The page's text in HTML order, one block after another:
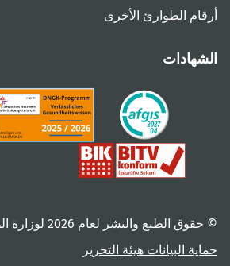
أرقام الطوارئ الأخرى
الشهادات
© حقوق الطبع والنشر لعام ‎2026 لوزارة الصحة الاتحادية
حماية البيانات هيئة التحرير